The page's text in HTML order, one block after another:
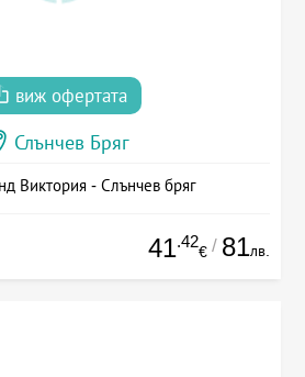
виж офертата
Слънчев Бряг
Виктория - Слънчев бряг
41.42
€ / 81лв.